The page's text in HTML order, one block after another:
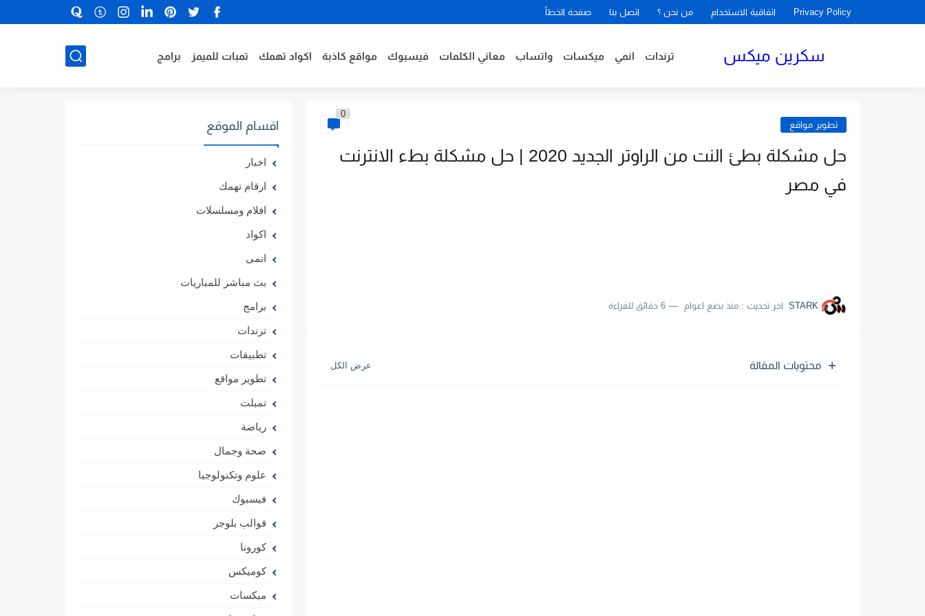
Privacy Policy اتفاقية الاستخدام من نحن ؟ اتصل بنا صفحة الخطأ
سكرين ميكس ترندات انمي ميكسات واتساب معاني الكلمات فيسبوك مواقع كاذبة اكواد تهمك تمبات للميمز برامج
تطوير مواقع
0
حل مشكلة بطئ النت من الراوتر الجديد 2020 | حل مشكلة بطء الانترنت
في مصر
STARK اخر تحديث :منذ بضع اعوام 6 دقائق للقراءة
محتويات المقالة
اقسام الموقع
اخبار
ارقام تهمك
افلام ومسلسلات
اكواد
انمى
بث مباشر للمباريات
برامج
ترندات
تطبيقات
تطوير مواقع
تمبلت
رياضة
صحة وجمال
علوم وتكنولوجيا
فيسبوك
قوالب بلوجر
كورونا
كوميكس
ميكسات